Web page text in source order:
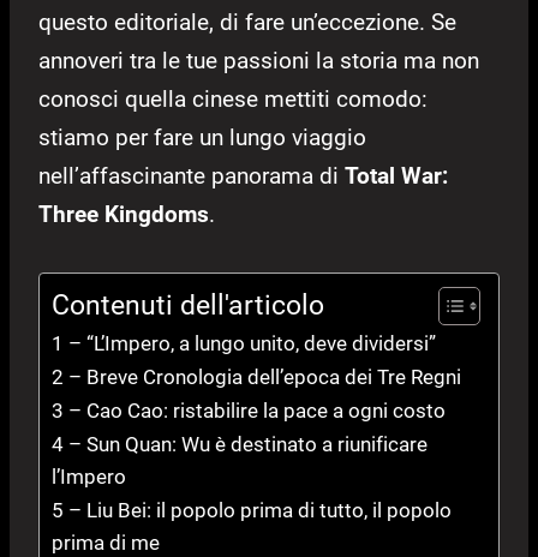
questo editoriale, di fare un’eccezione. Se
annoveri tra le tue passioni la storia ma non
conosci quella cinese mettiti comodo:
stiamo per fare un lungo viaggio
nell’affascinante panorama di Total War:
Three Kingdoms.
Contenuti dell'articolo
1 – “L’Impero, a lungo unito, deve dividersi”
2 – Breve Cronologia dell’epoca dei Tre Regni
3 – Cao Cao: ristabilire la pace a ogni costo
4 – Sun Quan: Wu è destinato a riunificare
l’Impero
5 – Liu Bei: il popolo prima di tutto, il popolo
prima di me